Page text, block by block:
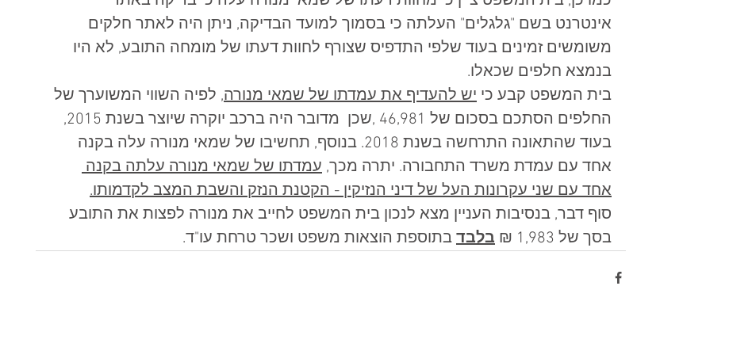
אינטרנט בשם "גלגלים" העלתה כי בסמוך למועד הבדיקה, ניתן היה לאתר חלקים
משומשים זמינים בעוד שלפי התדפיס שצורף לחוות דעתו של מומחה התובע, לא היו
בנמצא חלפים שכאלו.
בית המשפט קבע כי יש להעדיף את עמדתו של שמאי מנורה, לפיה השווי המשוערך של
החלפים הסתכם בסכום של 46,981 ,שכן  מדובר היה ברכב יוקרה שיוצר בשנת 2015,
בעוד שהתאונה התרחשה בשנת 2018. בנוסף, תחשיבו של שמאי מנורה עלה בקנה
אחד עם עמדת משרד התחבורה. יתרה מכך, עמדתו של שמאי מנורה עלתה בקנה
אחד עם שני עקרונות העל של דיני הנזיקין - הקטנת הנזק והשבת המצב לקדמותו.
סוף דבר, בנסיבות העניין מצא לנכון בית המשפט לחייב את מנורה לפצות את התובע
בסך של 1,983 ₪
בלבד בתוספת הוצאות משפט ושכר טרחת עו"ד.